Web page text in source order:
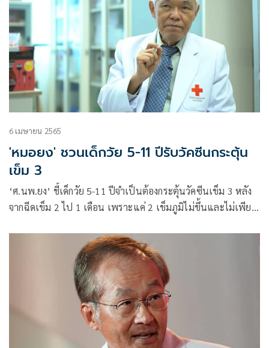
6 เมษายน 2565
'หมอยง' ชวนเด็กวัย 5-11 ปีรับวัคซีนกระตุ้น
เข็ม 3
‘ศ.นพ.ยง’ ชี้เด็กวัย 5-11 ปีจำเป็นต้องกระตุ้นวัคซีนเข็ม 3 หลัง
จากฉีดเข็ม 2 ไป 1 เดือน เพราะแค่ 2 เข็มภูมิไม่ขึ้นและไม่เพียง